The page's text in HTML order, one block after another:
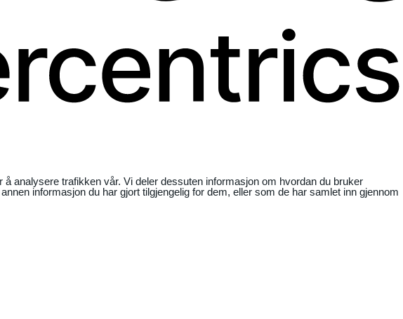
analysere trafikken vår. Vi deler dessuten informasjon om hvordan du bruker
informasjon du har gjort tilgjengelig for dem, eller som de har samlet inn gjennom